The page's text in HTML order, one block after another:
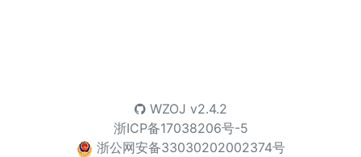
WZOJ v2.4.2
浙ICP备17038206号-5
浙公网安备33030202002374号